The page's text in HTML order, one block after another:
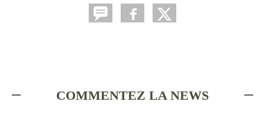
COMMENTEZ LA NEWS